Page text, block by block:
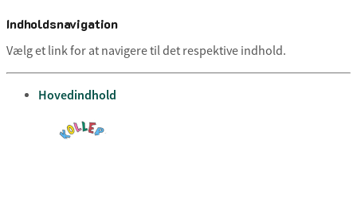
Indholdsnavigation
Vælg et link for at navigere til det respektive indhold.
gå til
Hovedindhold